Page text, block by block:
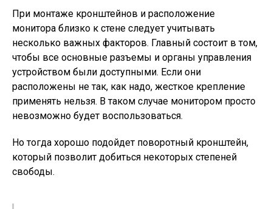
При монтаже кронштейнов и расположение
монитора близко к стене следует учитывать
несколько важных факторов. Главный состоит в том,
чтобы все основные разъемы и органы управления
устройством были доступными. Если они
расположены не так, как надо, жесткое крепление
применять нельзя. В таком случае монитором просто
невозможно будет воспользоваться.
Но тогда хорошо подойдет поворотный кронштейн,
который позволит добиться некоторых степеней
свободы.